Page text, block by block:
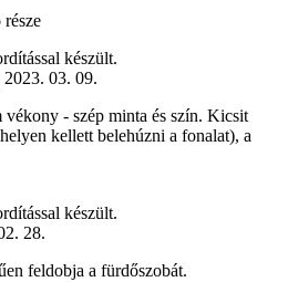
része
készült.
2023. 03. 09.
vékony - szép minta és szín. Kicsit
kellett belehúzni a fonalat), a
készült.
28.
feldobja a fürdőszobát.